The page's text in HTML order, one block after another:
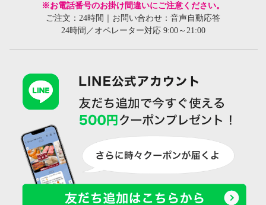
※お電話番号のお掛け間違いにご注意ください。
ご注文：24時間｜お問い合わせ：音声自動応答
24時間／オペレーター対応 9:00～21:00